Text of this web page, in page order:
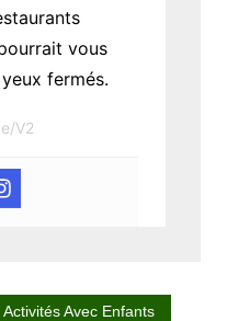
vous
fermés.
V2
Activités Avec Enfants